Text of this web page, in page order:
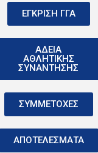
ΕΓΚΡΙΣΗ ΓΓΑ
ΑΔΕΙΑ
ΑΘΛΗΤΙΚΗΣ
ΣΥΝΑΝΤΗΣΗΣ
ΣΥΜΜΕΤΟΧΕΣ
ΑΠΟΤΕΛΕΣΜΑΤΑ